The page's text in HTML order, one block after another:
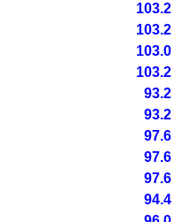
103.2
103.2
103.0
103.2
93.2
93.2
97.6
97.6
97.6
94.4